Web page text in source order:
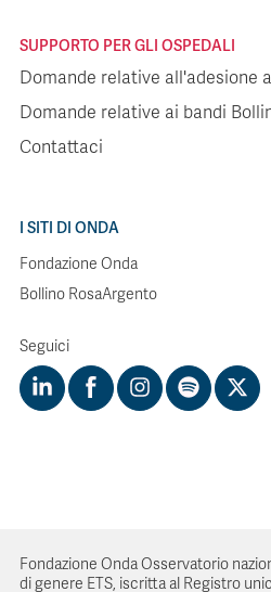
SUPPORTO PER GLI OSPEDALI
Domande relative all'adesione
Domande relative ai bandi
Contattaci
I SITI DI ONDA
Fondazione Onda
Bollino RosaArgento
Seguici
Fondazione Onda Osservatorio
di genere ETS, iscritta al Registro